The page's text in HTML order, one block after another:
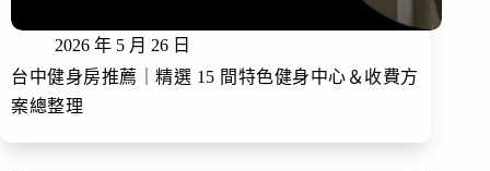
2026 年 5 月 26 日
台中健身房推薦｜精選 15 間特色健身中心＆收費方
案總整理